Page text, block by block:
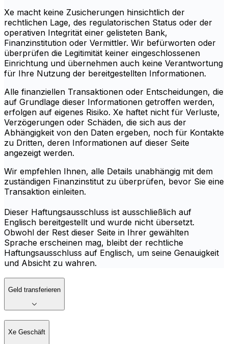
Xe macht keine Zusicherungen hinsichtlich der
rechtlichen Lage, des regulatorischen Status oder der
operativen Integrität einer gelisteten Bank,
Finanzinstitution oder Vermittler. Wir befürworten oder
überprüfen die Legitimität keiner eingeschlossenen
Einrichtung und übernehmen auch keine Verantwortung
für Ihre Nutzung der bereitgestellten Informationen.
Alle finanziellen Transaktionen oder Entscheidungen, die
auf Grundlage dieser Informationen getroffen werden,
erfolgen auf eigenes Risiko. Xe haftet nicht für Verluste,
Verzögerungen oder Schäden, die sich aus der
Abhängigkeit von den Daten ergeben, noch für Kontakte
zu Dritten, deren Informationen auf dieser Seite
angezeigt werden.
Wir empfehlen Ihnen, alle Details unabhängig mit dem
zuständigen Finanzinstitut zu überprüfen, bevor Sie eine
Transaktion einleiten.
Dieser Haftungsausschluss ist ausschließlich auf
Englisch bereitgestellt und wurde nicht übersetzt.
Obwohl der Rest dieser Seite in Ihrer gewählten
Sprache erscheinen mag, bleibt der rechtliche
Haftungsausschluss auf Englisch, um seine Genauigkeit
und Absicht zu wahren.
Geld transferieren
Xe Geschäft